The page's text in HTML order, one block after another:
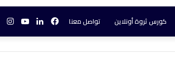
كورس ثروة أونلاين تواصل معنا يوتيوب لينكدإنفيسبوك